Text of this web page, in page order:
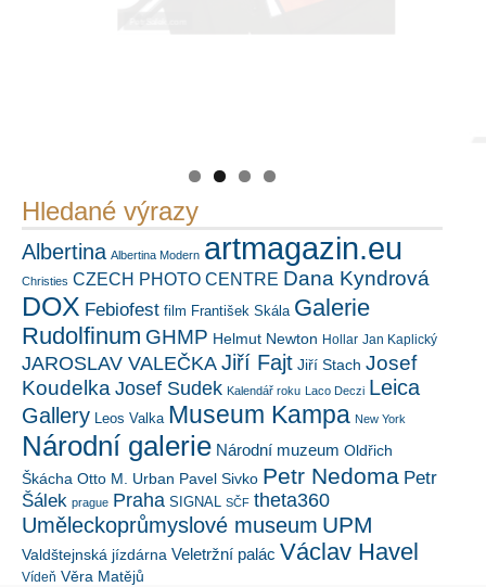
Hledané výrazy
Albertina Albertina Modern artmagazin.eu
Christies CZECH PHOTO CENTRE Dana Kyndrová
DOX Febiofest film František Skála Galerie
Rudolfinum GHMP Helmut Newton Hollar Jan Kaplický
JAROSLAV VALEČKA Jiří Fajt Jiří Stach Josef
Koudelka Josef Sudek Kalendář roku Laco Deczi Leica
Gallery Leos Valka Museum Kampa New York
Národní galerie Národní muzeum Oldřich
Škácha Otto M. Urban Pavel Sivko Petr Nedoma Petr
Šálek prague Praha SIGNAL SČF theta360
Uměleckoprůmyslové museum UPM
Valdštejnská jízdárna Veletržní palác Václav Havel
Vídeň Věra Matějů